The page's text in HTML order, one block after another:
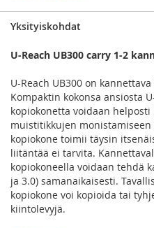
Yksityiskohdat
U-Reach UB300 carry 1-2
U-Reach UB300 on
Kompaktin kokonsa ansiosta
kopiokonetta voidaan helposti
muistitikkujen
kopiokone toimii täysin
liitäntää ei tarvita.
kopiokoneella voidaan tehdä
ja 3.0) samanaikaisesti.
kopiokone voi kopioida tai
kiintolevyjä.